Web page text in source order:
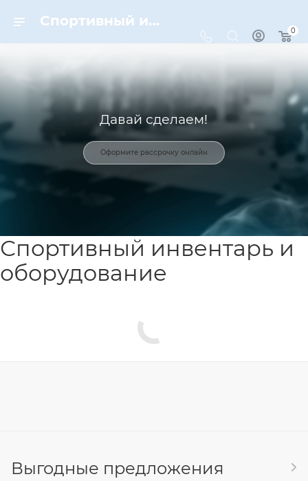
Спортивный инвентарь и оборудование для спорта в Москве | Dynamic-Sport
0
Давай сделаем!
Оформите рассрочку онлайн
Спортивный инвентарь и
оборудование
Выгодные предложения